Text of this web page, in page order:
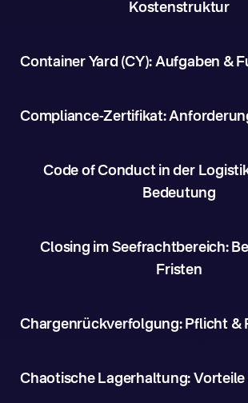
Kostenstruktur
Container Yard (CY): Aufgaben &
Compliance-Zertifikat:
Code of Conduct in der
Bedeutung
Closing im Seefrachtbereich:
Fristen
Chargenrückverfolgung: Pflicht &
Chaotische Lagerhaltung: Vorteile